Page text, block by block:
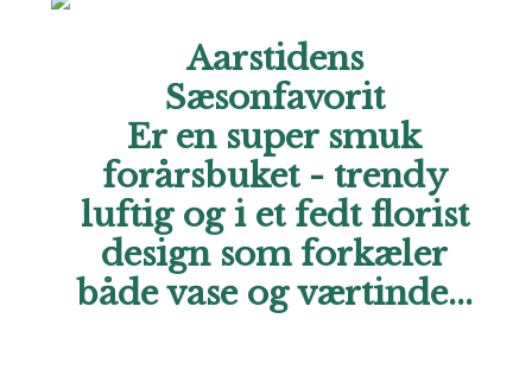
Aarstidens
Sæsonfavorit
Er en super smuk
forårsbuket - trendy
luftig og i et fedt florist
design som forkæler
både vase og værtinde...